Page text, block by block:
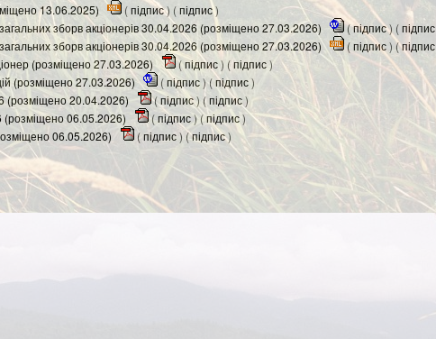
13.06.2025)
(підпис) (підпис)
зборв акціонерів 30.04.2026 (розміщено 27.03.2026)
(підпис) (підпис
зборв акціонерів 30.04.2026 (розміщено 27.03.2026)
(підпис) (підпис
(розміщено 27.03.2026)
(підпис) (підпис)
(розміщено 27.03.2026)
(підпис) (підпис)
(розміщено 20.04.2026)
(підпис) (підпис)
(розміщено 06.05.2026)
(підпис) (підпис)
06.05.2026)
(підпис) (підпис)